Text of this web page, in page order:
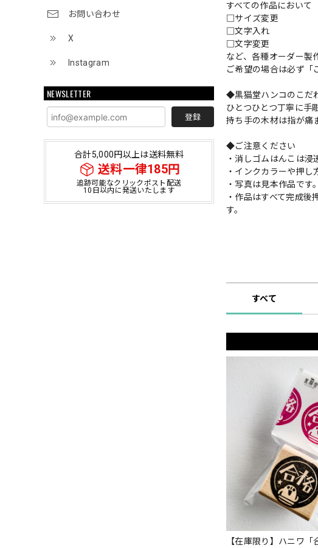
お問い合わせ
X
Instagram
NEWSLETTER
登録
合計5,000円以上は送料無料
送料一律185円
追跡可能なクリックポスト配送
10日以内に発送いたします
すべての作品において
□サイズ変更
□文字入れ
□文字変更
など、各種オーダー製
ご希望の場合は必ず「
◆黒猫堂ハンコのこだ
ひとつひとつ丁寧に手
持ち手の木材は指が痛
◆ご注意ください
・消しゴムはんこは浸
・インクカラーや押し
・写真は見本作品です
・作品はすべて完成
す。
すべて
【在庫限り】ハニワ「